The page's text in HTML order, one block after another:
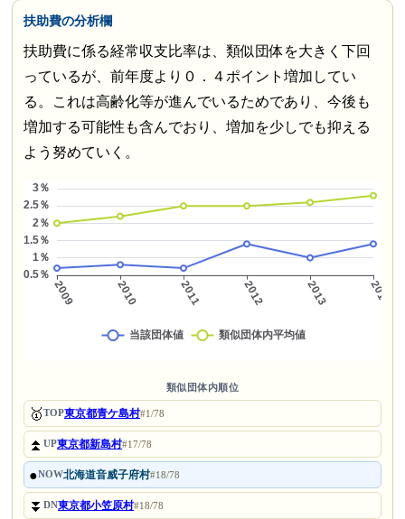
扶助費の分析欄
扶助費に係る経常収支比率は、類似団体を大きく下回
っているが、前年度より０．４ポイント増加してい
る。これは高齢化等が進んでいるためであり、今後も
増加する可能性も含んでおり、増加を少しでも抑える
よう努めていく。
類似団体内順位
🥇TOP東京都青ケ島村#1/78
⏫UP東京都新島村#17/78
●NOW北海道音威子府村#18/78
⏬DN東京都小笠原村#18/78